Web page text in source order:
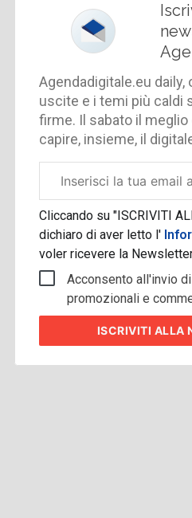
Agendadigitale.eu
uscite e i temi più caldi
firme. Il sabato il
capire, insieme, il
aziendale
Cliccando su "ISCRIVITI
dichiaro di aver letto l'
voler ricevere la
Acconsento all'invio
promozionali e
ISCRIVITI ALLA